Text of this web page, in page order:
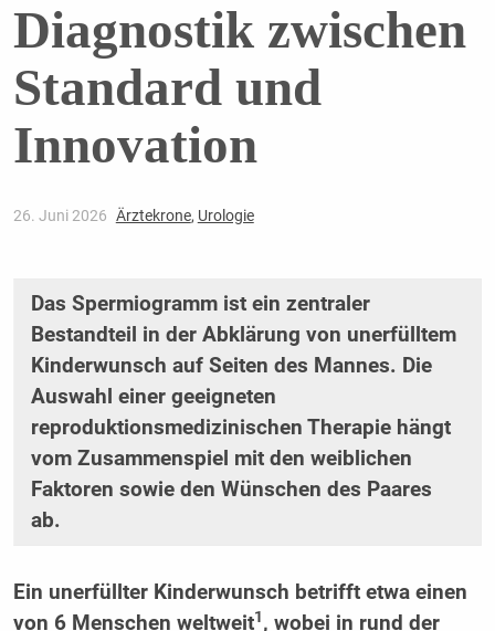
Diagnostik zwischen
Standard und
Innovation
26. Juni 2026 Ärztekrone, Urologie
Das Spermiogramm ist ein zentraler
Bestandteil in der Abklärung von unerfülltem
Kinderwunsch auf Seiten des Mannes. Die
Auswahl einer geeigneten
reproduktionsmedizinischen Therapie hängt
vom Zusammenspiel mit den weiblichen
Faktoren sowie den Wünschen des Paares
ab.
Ein unerfüllter Kinderwunsch betrifft etwa einen
von 6 Menschen weltweit1, wobei in rund der